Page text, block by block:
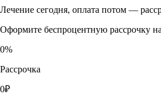
Лечение сегодня, оплата потом —
Оформите беспроцентную рассрочку
0%
Рассрочка
0₽